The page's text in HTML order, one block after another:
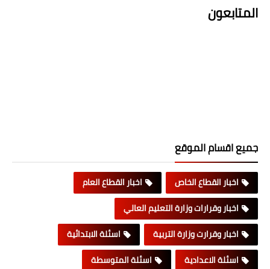
المتابعون
جميع اقسام الموقع
اخبار القطاع الخاص
اخبار القطاع العام
اخبار وقرارات وزارة التعليم العالي
اخبار وقرارت وزارة التربية
اسئلة الابتدائية
اسئلة الاعدادية
اسئلة المتوسطة